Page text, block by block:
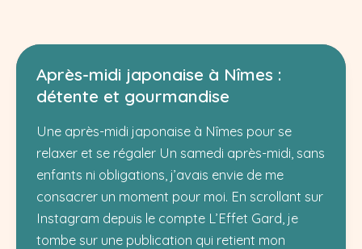
Après-midi japonaise à Nîmes :
détente et gourmandise
Une après-midi japonaise à Nîmes pour se
relaxer et se régaler Un samedi après-midi, sans
enfants ni obligations, j’avais envie de me
consacrer un moment pour moi. En scrollant sur
Instagram depuis le compte L’Effet Gard, je
tombe sur une publication qui retient mon